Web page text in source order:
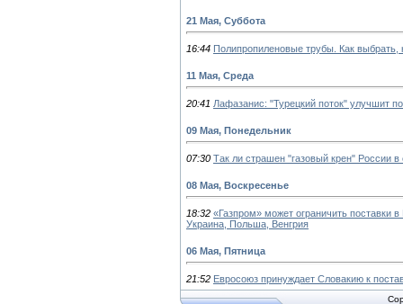
21 Мая, Суббота
16:44 Полипропиленовые трубы. Как выбрать,
11 Мая, Среда
20:41 Лафазанис: "Турецкий поток" улучшит
09 Мая, Понедельник
07:30 Так ли страшен "газовый крен" России
08 Мая, Воскресенье
18:32 «Газпром» может ограничить поставки
Украина, Польша, Венгрия
06 Мая, Пятница
21:52 Евросоюз принуждает Словакию к